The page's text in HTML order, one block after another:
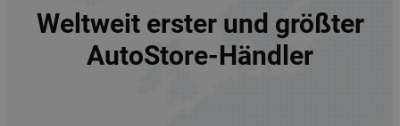
Weltweit erster und größter
AutoStore-Händler